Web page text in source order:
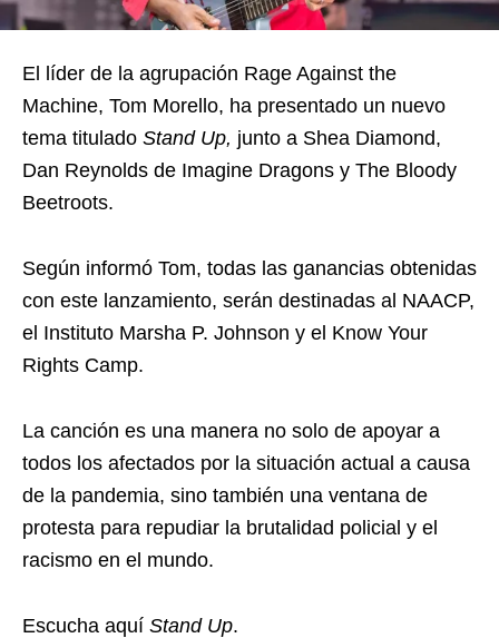
El líder de la agrupación Rage Against the
Machine, Tom Morello, ha presentado un nuevo
tema titulado Stand Up, junto a Shea Diamond,
Dan Reynolds de Imagine Dragons y The Bloody
Beetroots.
Según informó Tom, todas las ganancias obtenidas
con este lanzamiento, serán destinadas al NAACP,
el Instituto Marsha P. Johnson y el Know Your
Rights Camp.
La canción es una manera no solo de apoyar a
todos los afectados por la situación actual a causa
de la pandemia, sino también una ventana de
protesta para repudiar la brutalidad policial y el
racismo en el mundo.
Escucha aquí Stand Up.